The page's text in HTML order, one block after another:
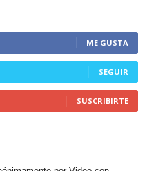
ME GUSTA
SEGUIR
SUSCRIBIRTE